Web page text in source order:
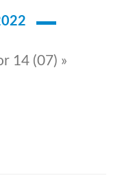
14 (07) »